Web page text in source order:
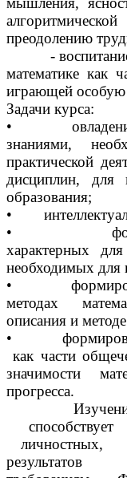
преодолению
- воспитание
математике как
играющей особую
Задачи курса:
• овладение
знаниями,
практической
дисциплин, для
образования;
•
•
характерных
необходимых для
•
методах
описания и
•
как части
значимости
прогресса.
Изучение
личностных,
результатов